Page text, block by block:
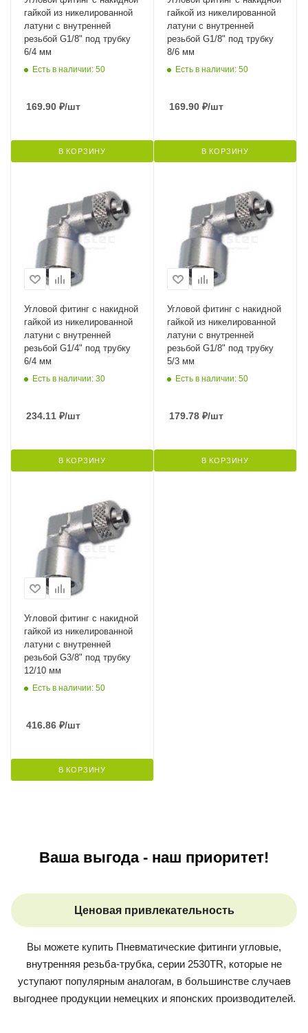
гайкой из никелированной
латуни с внутренней
резьбой G1/8" под трубку
6/4 мм
Есть в наличии: 50
169.90 ₽/шт
В КОРЗИНУ
гайкой из никелированной
латуни с внутренней
резьбой G1/8" под трубку
8/6 мм
Есть в наличии: 50
169.90 ₽/шт
В КОРЗИНУ
Угловой фитинг с накидной
гайкой из никелированной
латуни с внутренней
резьбой G1/4" под трубку
6/4 мм
Есть в наличии: 30
234.11 ₽/шт
В КОРЗИНУ
Угловой фитинг с накидной
гайкой из никелированной
латуни с внутренней
резьбой G1/8" под трубку
5/3 мм
Есть в наличии: 50
179.78 ₽/шт
В КОРЗИНУ
Угловой фитинг с накидной
гайкой из никелированной
латуни с внутренней
резьбой G3/8" под трубку
12/10 мм
Есть в наличии: 50
416.86 ₽/шт
В КОРЗИНУ
Ваша выгода - наш приоритет!
Ценовая привлекательность
Вы можете купить Пневматические фитинги угловые,
внутренняя резьба-трубка, серии 2530TR, которые не
уступают популярным аналогам, в большинстве случаев
выгоднее продукции немецких и японских производителей.